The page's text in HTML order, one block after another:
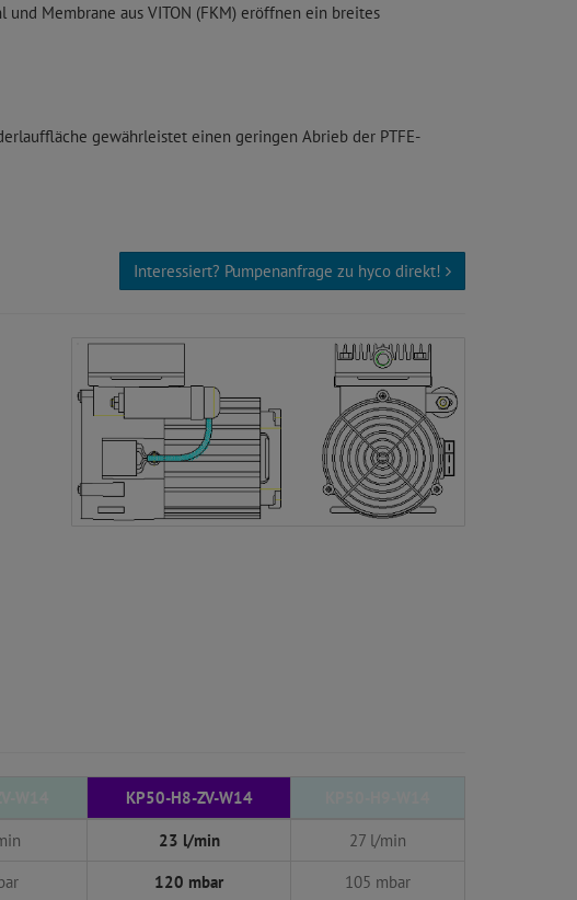
Membrane aus VITON (FKM) eröffnen ein breites
gewährleistet einen geringen Abrieb der PTFE-
Interessiert? Pumpenanfrage zu hyco direkt!
KP50-H8-ZV-W14
23 l/min
27 l/min
120 mbar
105 mbar